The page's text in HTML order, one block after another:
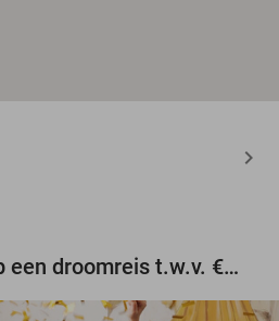
Maak gratis kans op een droomreis t.w.v. €3.000!